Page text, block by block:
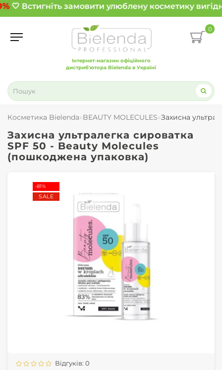
🤍 Встигніть замовити улюблену косметику
Інтернет-магазин офіційного
дистриб'ютора Bielenda в Україні
0
Косметика Bielenda BEAUTY MOLECULES Захисна
Захисна ультралегка сироватка
SPF 50 - Beauty Molecules
(пошкоджена упаковка)
-81%
SALE
Відгуків: 0